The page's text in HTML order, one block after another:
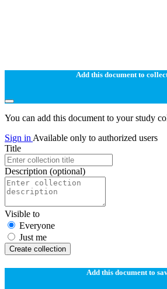
Add this document to
You can add this document to your study
Sign in Available only to authorized users
Title
Description (optional)
Visible to
Everyone
Just me
Create collection
Add this document to